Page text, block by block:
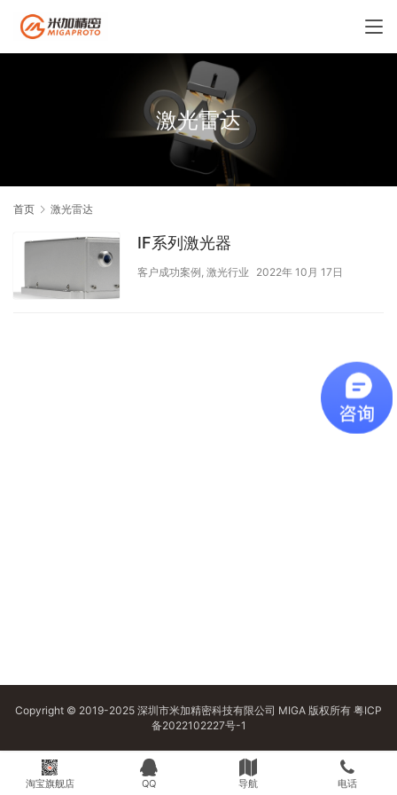
激光雷达
首页 激光雷达
IF系列激光器
客户成功案例, 激光行业 2022年 10月 17日
Copyright © 2019-2025 深圳市米加精密科技有限公司 MIGA 版权所有 粤ICP
备2022102227号-1
淘宝旗舰店 QQ 导航 电话